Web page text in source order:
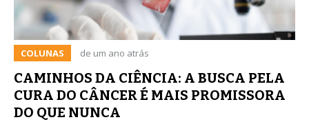
COLUNAS de um ano atrás
CAMINHOS DA CIÊNCIA: A BUSCA PELA
CURA DO CÂNCER É MAIS PROMISSORA
DO QUE NUNCA